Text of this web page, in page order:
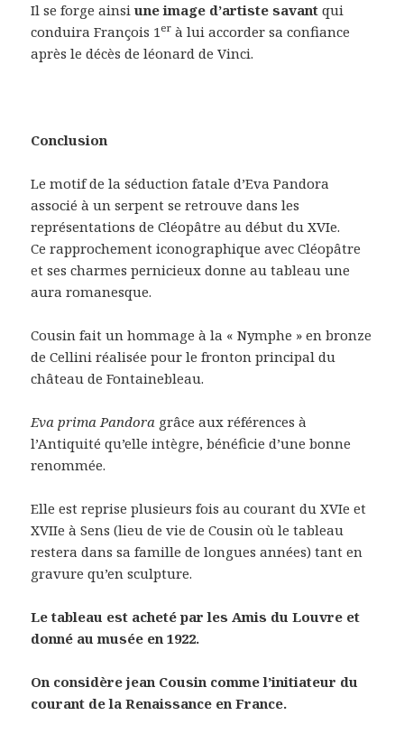
Il se forge ainsi une image d’artiste savantqui
conduira François 1er à lui accorder sa confiance
après le décès de léonard de Vinci.
Conclusion
Le motif de la séduction fatale d’Eva Pandora
associé à un serpent se retrouve dans les
représentations de Cléopâtre au début du XVIe.
Ce rapprochement iconographique avec Cléopâtre
et ses charmes pernicieux donne au tableau une
aura romanesque.
Cousin fait un hommage à la « Nymphe » en bronze
de Cellini réalisée pour le fronton principal du
château de Fontainebleau.
Eva prima Pandora grâce aux références à
l’Antiquité qu’elle intègre, bénéficie d’une bonne
renommée.
Elle est reprise plusieurs fois au courant du XVIe et
XVIIe à Sens (lieu de vie de Cousin où le tableau
restera dans sa famille de longues années) tant en
gravure qu’en sculpture.
Le tableau est acheté par les Amis du Louvre et
donné au musée en 1922.
On considère jean Cousin comme l’initiateur du
courant de la Renaissance en France.